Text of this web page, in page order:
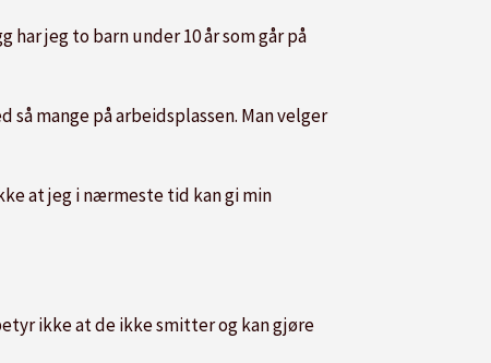
jeg to barn under 10 år som går på
mange på arbeidsplassen. Man velger
at jeg i nærmeste tid kan gi min
ikke at de ikke smitter og kan gjøre